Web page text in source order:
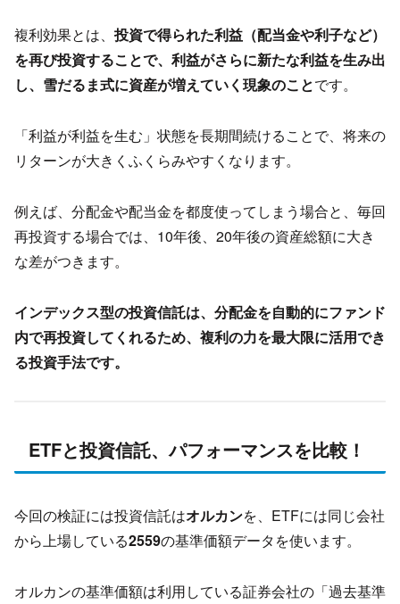
複利効果とは、 投資で得られた利益（配当金や利子など）
を再び投資することで、利益がさらに新たな利益を生み出
し、雪だるま式に資産が増えていく現象のことです。
「利益が利益を生む」状態を長期間続けることで、将来の
リターンが大きくふくらみやすくなります。
例えば、分配金や配当金を都度使ってしまう場合と、毎回
再投資する場合では、10年後、20年後の資産総額に大き
な差がつきます。
インデックス型の投資信託は、分配金を自動的にファンド
内で再投資してくれるため、複利の力を最大限に活用でき
る投資手法です。
ETFと投資信託、パフォーマンスを比較！
今回の検証には投資信託はオルカンを、ETFには同じ会社
から上場している2559の基準価額データを使います。
オルカンの基準価額は利用している証券会社の「過去基準